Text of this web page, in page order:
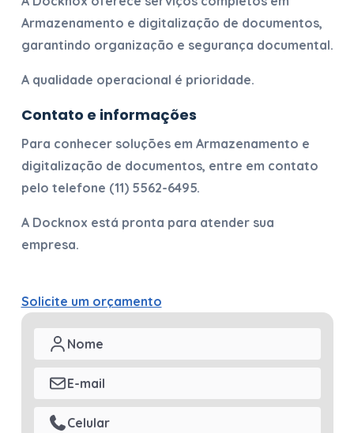
Armazenamento e digitalização de documentos,
garantindo organização e segurança documental.
A qualidade operacional é prioridade.
Contato e informações
Para conhecer soluções em Armazenamento e
digitalização de documentos, entre em contato
pelo telefone (11) 5562-6495.
A Docknox está pronta para atender sua
empresa.
Solicite um orçamento